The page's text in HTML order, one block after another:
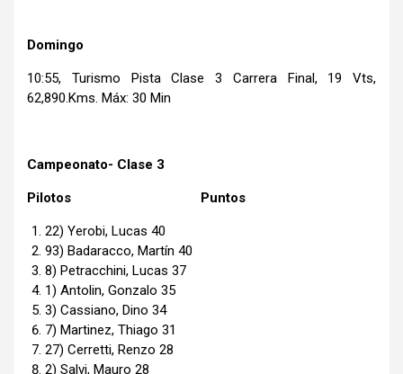
Domingo
10:55, Turismo Pista Clase 3 Carrera Final, 19 Vts,
62,890.Kms. Máx: 30 Min
Campeonato- Clase 3
Pilotos Puntos
22) Yerobi, Lucas 40
93) Badaracco, Martín 40
8) Petracchini, Lucas 37
1) Antolin, Gonzalo 35
3) Cassiano, Dino 34
7) Martinez, Thiago 31
27) Cerretti, Renzo 28
2) Salvi, Mauro 28